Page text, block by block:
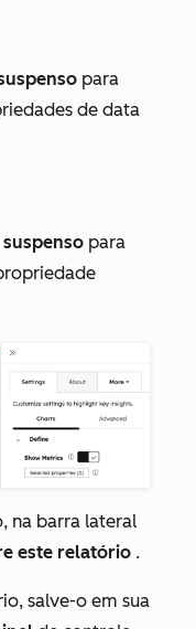
para
de data
para
na barra lateral
este relatório .
salve-o em sua